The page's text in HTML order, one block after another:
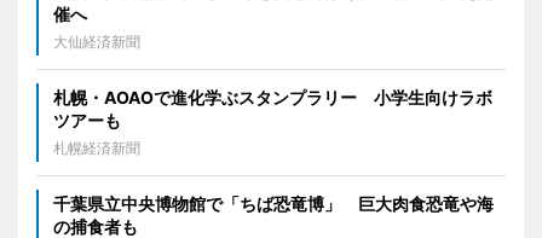
催へ
大仙経済新聞
札幌・AOAOで進化学ぶスタンプラリー 小学生向けラボ
ツアーも
札幌経済新聞
千葉県立中央博物館で「ちば恐竜博」 巨大肉食恐竜や海
の捕食者も